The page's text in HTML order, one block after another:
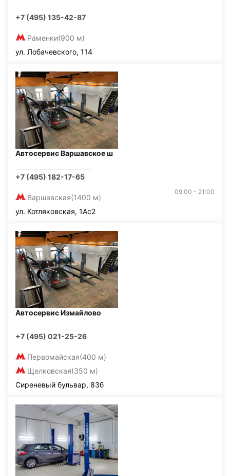
+7 (495) 135-42-87
Раменки(900 м)
ул. Лобачевского, 114
Автосервис Варшавское ш
+7 (495) 182-17-65
Варшавская(1400 м)
09:00 - 21:00
ул. Котляковская, 1Ас2
Автосервис Измайлово
+7 (495) 021-25-26
Первомайская(400 м)
Щелковская(350 м)
Сиреневый бульвар, 83б